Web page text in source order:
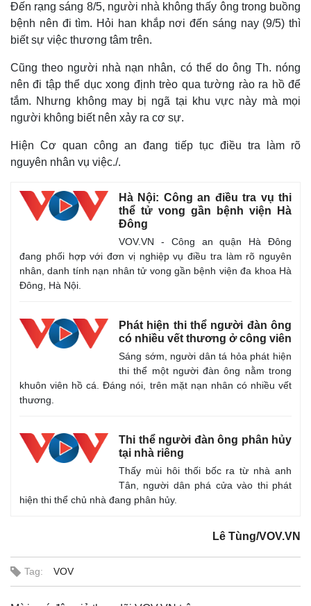
Kinh tế
Thị trường
Chứng khoán
Đến rạng sáng 8/5, người nhà không thấy ông trong buồng
bệnh nên đi tìm. Hỏi han khắp nơi đến sáng nay (9/5) thì
biết sự việc thương tâm trên.
Cũng theo người nhà nạn nhân, có thể do ông Th. nóng
nên đi tập thể dục xong định trèo qua tường rào ra hồ để
tắm. Nhưng không may bị ngã tại khu vực này mà mọi
người không biết nên xảy ra cơ sự.
Hiện Cơ quan công an đang tiếp tục điều tra làm rõ
nguyên nhân vụ việc./.
Hà Nội: Công an điều tra vụ thi
thể tử vong gần bệnh viện Hà
Đông
VOV.VN - Công an quận Hà Đông
đang phối hợp với đơn vị nghiệp vụ điều tra làm rõ nguyên
nhân, danh tính nạn nhân tử vong gần bệnh viện đa khoa Hà
Đông, Hà Nội.
Phát hiện thi thể người đàn ông
có nhiều vết thương ở công viên
Sáng sớm, người dân tá hỏa phát hiện
thi thể một người đàn ông nằm trong
khuôn viên hồ cá. Đáng nói, trên mặt nạn nhân có nhiều vết
thương.
Thi thể người đàn ông phân hủy
tại nhà riêng
Thấy mùi hôi thối bốc ra từ nhà anh
Tân, người dân phá cửa vào thi phát
hiện thi thể chủ nhà đang phân hủy.
Lê Tùng/VOV.VN
Tag: VOV